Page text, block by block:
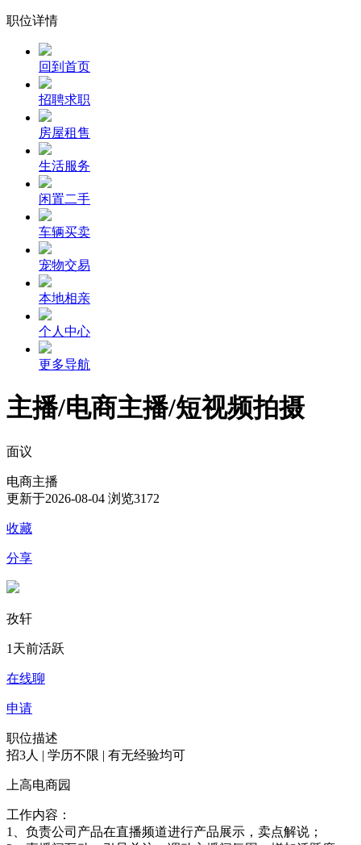
职位详情
回到首页
招聘求职
房屋租售
生活服务
闲置二手
车辆买卖
宠物交易
本地相亲
个人中心
更多导航
主播/电商主播/短视频拍摄
面议
电商主播
更新于2026-08-04 浏览3172
收藏
分享
孜轩
1天前活跃
在线聊
申请
职位描述
招3人 | 学历不限 | 有无经验均可
上高电商园
工作内容：
1、负责公司产品在直播频道进行产品展示，卖点解说；